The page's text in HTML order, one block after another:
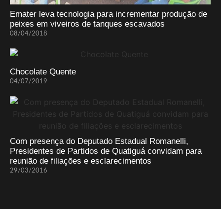
Emater leva tecnologia para incrementar produção de
peixes em viveiros de tanques escavados
08/04/2018
Chocolate Quente
04/07/2019
Com presença do Deputado Estadual Romanelli,
Presidentes de Partidos de Quatiguá convidam para
reunião de filiações e esclarecimentos
29/03/2016